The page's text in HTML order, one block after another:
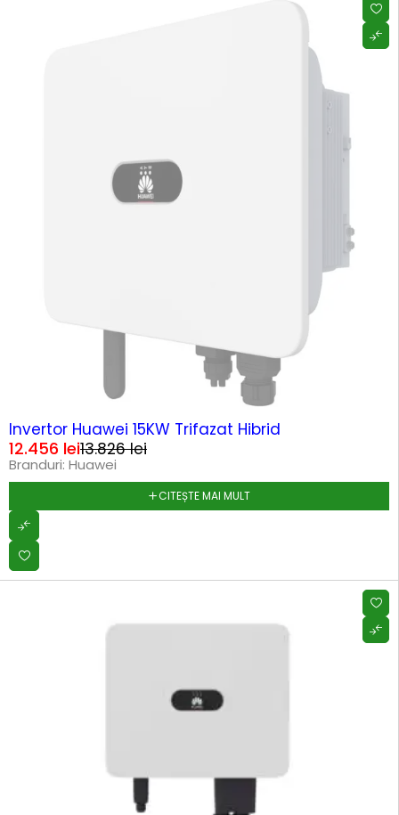
Invertor Huawei 15KW Trifazat Hibrid
13.826lei
12.456 lei
Branduri: Huawei
CITEȘTE MAI MULT